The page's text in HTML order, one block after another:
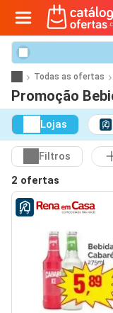
Todas as ofertas
Promoção
Lojas
Filtros
2 ofertas